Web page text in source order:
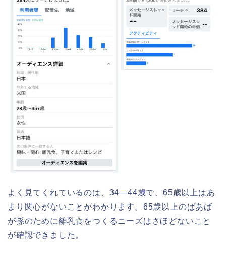
よく見てくれているのは、34―44歳で、65歳以上はあ
まり関心がないことがわかります。65歳以上のばあば
が孫のために離乳食をつくるニーズはさほどないこと
が確認できました。